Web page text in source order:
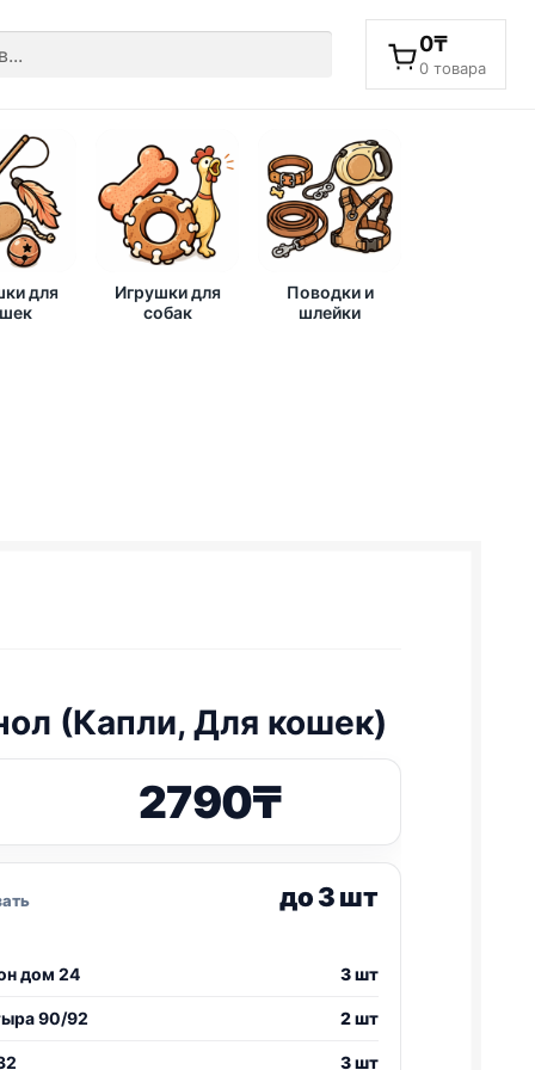
0₸
0 товара
для
Игрушки для
собак
Поводки и
шлейки
(Капли, Для кошек)
2790₸
до 3 шт
дом 24 3 шт
90/92 2 шт
3 шт